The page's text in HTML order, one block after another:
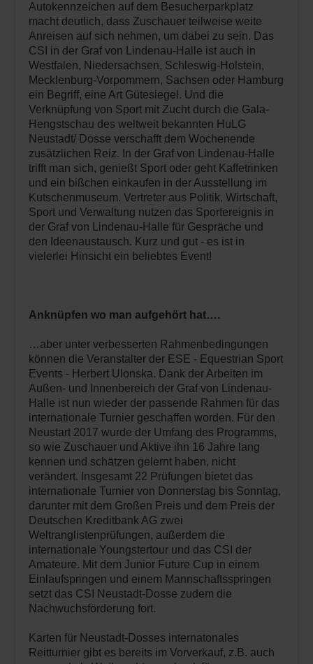
Autokennzeichen auf dem Besucherparkplatz
macht deutlich, dass Zuschauer teilweise weite
Anreisen auf sich nehmen, um dabei zu sein. Das
CSI in der Graf von Lindenau-Halle ist auch in
Westfalen, Niedersachsen, Schleswig-Holstein,
Mecklenburg-Vorpommern, Sachsen oder Hamburg
ein Begriff, eine Art Gütesiegel. Und die
Verknüpfung von Sport mit Zucht durch die Gala-
Hengstschau des weltweit bekannten HuLG
Neustadt/ Dosse verschafft dem Wochenende
zusätzlichen Reiz. In der Graf von Lindenau-Halle
trifft man sich, genießt Sport oder geht Kaffetrinken
und ein bißchen einkaufen in der Ausstellung im
Kutschenmuseum. Vertreter aus Politik, Wirtschaft,
Sport und Verwaltung nutzen das Sportereignis in
der Graf von Lindenau-Halle für Gespräche und
den Ideenaustausch. Kurz und gut - es ist in
vielerlei Hinsicht ein beliebtes Event!
Anknüpfen wo man aufgehört hat….
…aber unter verbesserten Rahmenbedingungen
können die Veranstalter der ESE - Equestrian Sport
Events - Herbert Ulonska. Dank der Arbeiten im
Außen- und Innenbereich der Graf von Lindenau-
Halle ist nun wieder der passende Rahmen für das
internationale Turnier geschaffen worden. Für den
Neustart 2017 wurde der Umfang des Programms,
so wie Zuschauer und Aktive ihn 16 Jahre lang
kennen und schätzen gelernt haben, nicht
verändert. Insgesamt 22 Prüfungen bietet das
internationale Turnier von Donnerstag bis Sonntag,
darunter mit dem Großen Preis und dem Preis der
Deutschen Kreditbank AG zwei
Weltranglistenprüfungen, außerdem die
internationale Youngstertour und das CSI der
Amateure. Mit dem Junior Future Cup in einem
Einlaufspringen und einem Mannschaftsspringen
setzt das CSI Neustadt-Dosse zudem die
Nachwuchsförderung fort.
Karten für Neustadt-Dosses internatonales
Reitturnier gibt es bereits im Vorverkauf, z.B. auch